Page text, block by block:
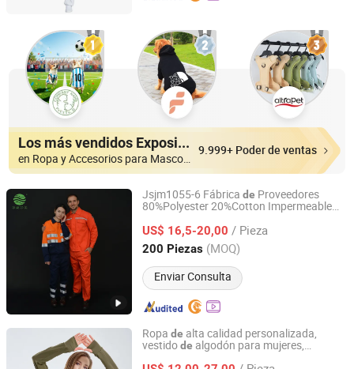
Los más vendidos Expositores
en Ropa y Accesorios para Mascotas
9.999+ Poder de ventas
Jsjm1055-6 Fábrica de Proveedores
80%Polyester 20%Cotton Impermeable
Multifuncional
US$ 16,5-20,00 / Pieza
200 Piezas (MOQ)
Enviar Consulta
Suzhou Jingshang Jingmei Electronic Technology Co.,
Jiangsu, China Desde 2024
Ropa de alta calidad personalizada,
vestidode algodón para mujeres,
Mingteng Clothing Factory Ltd.